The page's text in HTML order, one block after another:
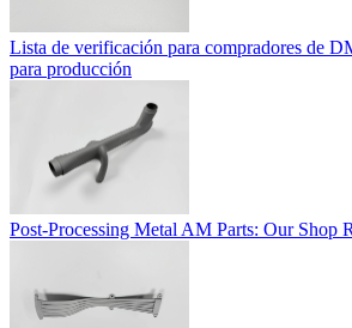
Lista de verificación para compradores de
para producción
Post-Processing Metal AM Parts: Our Shop